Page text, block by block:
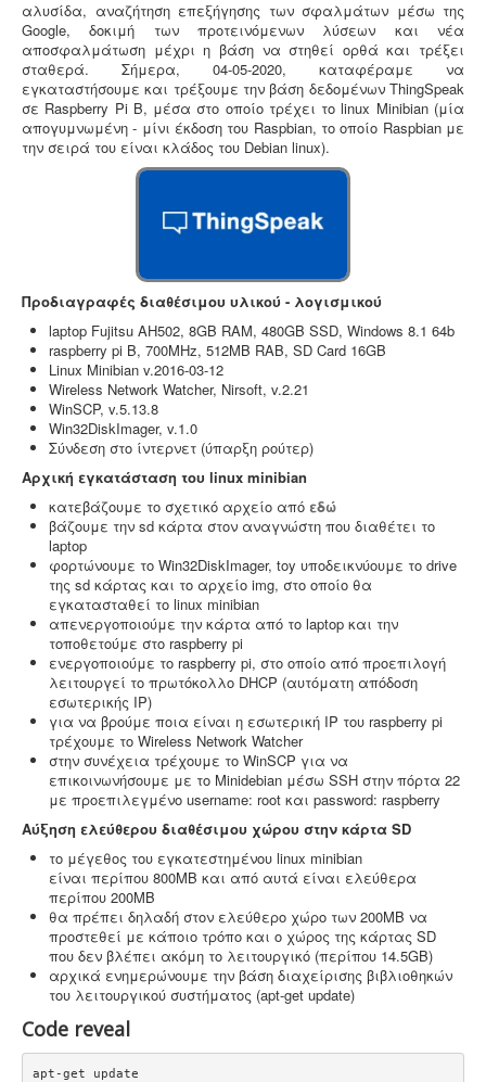
Κτηματολόγιο - .Η υποβολή δηλώσεων στο
κτηματολόγιο ξεκίνησε, ένας τρόπος για να
αποφευχθεί η ταλαιπωρία είναι να υποβληθεί η
δήλωση ηλεκτρονικά μέσω ίντερνετ.
υγρά απόβλητα από την παραγωγή καλλυντικών
ελέγχονται ως προς τις απαιτήσεις επεξεργασίας
μέσα από ειδική μελέτη επεξεργασίας και διάθεσης
πριν την σύνδεση με το κεντρικό δίκτυο αποχέτευσης.
Μελέτη - άδεια διάθεσης υγρών αποβλήτων -
όλες τις επιχειρήσεις του νομού Θεσσαλονίκης η ΕΥΑΘ
ζητάει υγειονολογική μελέτη (πτυχιούχου μελετητή)
παραγωγής / επεξεργασίας / διάθεσης υγρών
αποβλήτων, προκειμένου να εκδώσει την άδεια
διάθεσης - σύνδεσης με το δίκτυο αποχέτευσης (ειδικός
κανονισμός αποχέτευσης ΦΕΚ 1793Β-2018).
Ανελκυστήρες προσώπων - .Η λειτουργία παλιών
ανελκυστήρων χωρίς στοιχεία νομιμότητας
επιτρέπεται μετά από σύνταξη μελέτης - σχεδιων
ανελκυστήρα, συντήρησης, πιστοποίησης και έκδοσης
βεβαίωσης καταχώρησης στην αρμόδια υπηρεσία.
αλυσίδα, αναζήτηση επεξήγησης των σφαλμάτων μέσω της
Google, δοκιμή των προτεινόμενων λύσεων και νέα
αποσφαλμάτωση μέχρι η βάση να στηθεί ορθά και τρέξει
σταθερά. Σήμερα, 04-05-2020, καταφέραμε να
εγκαταστήσουμε και τρέξουμε την βάση δεδομένων ThingSpeak
σε Raspberry Pi B, μέσα στο οποίο τρέχει το linux Minibian (μία
απογυμνωμένη - μίνι έκδοση του Raspbian, το οποίο Raspbian με
την σειρά του είναι κλάδος του Debian linux).
Προδιαγραφές διαθέσιμου υλικού - λογισμικού
laptop Fujitsu AH502, 8GB RAM, 480GB SSD, Windows 8.1 64b
raspberry pi B, 700MHz, 512MB RAB, SD Card 16GB
Linux Minibian v.2016-03-12
Wireless Network Watcher, Nirsoft, v.2.21
WinSCP, v.5.13.8
Win32DiskImager, v.1.0
Σύνδεση στο ίντερνετ (ύπαρξη ρούτερ)
Αρχική εγκατάσταση του linux minibian
κατεβάζουμε το σχετικό αρχείο από εδώ
βάζουμε την sd κάρτα στον αναγνώστη που διαθέτει το
laptop
φορτώνουμε το Win32DiskImager, toy υποδεικνύουμε το drive
της sd κάρτας και το αρχείο img, στο οποίο θα
εγκατασταθεί το linux minibian
απενεργοποιούμε την κάρτα από το laptop και την
τοποθετούμε στο raspberry pi
ενεργοποιούμε το raspberry pi, στο οποίο από προεπιλογή
λειτουργεί το πρωτόκολλο DHCP (αυτόματη απόδοση
εσωτερικής IP)
για να βρούμε ποια είναι η εσωτερική IP του raspberry pi
τρέχουμε το Wireless Network Watcher
στην συνέχεια τρέχουμε το WinSCP για να
επικοινωνήσουμε με το Minidebian μέσω SSH στην πόρτα 22
με προεπιλεγμένο username: root και password: raspberry
Αύξηση ελεύθερου διαθέσιμου χώρου στην κάρτα SD
το μέγεθος του εγκατεστημένου linux minibian
είναι περίπου 800MB και από αυτά είναι ελεύθερα
περίπου 200MB
θα πρέπει δηλαδή στον ελεύθερο χώρο των 200MB να
προστεθεί με κάποιο τρόπο και ο χώρος της κάρτας SD
που δεν βλέπει ακόμη το λειτουργικό (περίπου 14.5GB)
αρχικά ενημερώνουμε την βάση διαχείρισης βιβλιοθηκών
του λειτουργικού συστήματος (apt-get update)
Code reveal
apt-get update